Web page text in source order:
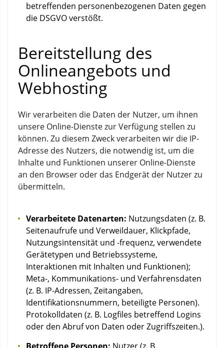
betreffenden personenbezogenen Daten gegen
die DSGVO verstößt.
Bereitstellung des
Onlineangebots und
Webhosting
Wir verarbeiten die Daten der Nutzer, um ihnen
unsere Online-Dienste zur Verfügung stellen zu
können. Zu diesem Zweck verarbeiten wir die IP-
Adresse des Nutzers, die notwendig ist, um die
Inhalte und Funktionen unserer Online-Dienste
an den Browser oder das Endgerät der Nutzer zu
übermitteln.
Verarbeitete Datenarten: Nutzungsdaten (z. B.
Seitenaufrufe und Verweildauer, Klickpfade,
Nutzungsintensität und -frequenz, verwendete
Gerätetypen und Betriebssysteme,
Interaktionen mit Inhalten und Funktionen);
Meta-, Kommunikations- und Verfahrensdaten
(z. B. IP-Adressen, Zeitangaben,
Identifikationsnummern, beteiligte Personen).
Protokolldaten (z. B. Logfiles betreffend Logins
oder den Abruf von Daten oder Zugriffszeiten.).